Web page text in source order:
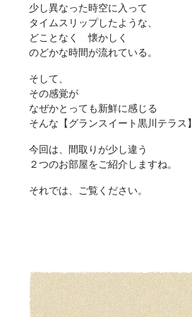
少し異なった時空に入って
タイムスリップしたような、
どことなく 懐かしく
のどかな時間が流れている。
そして、
その感覚が
なぜかとっても新鮮に感じる
そんな【グランスイート黒川テラス】
今回は、間取りが少し違う
２つのお部屋をご紹介しますね。
それでは、ご覧ください。